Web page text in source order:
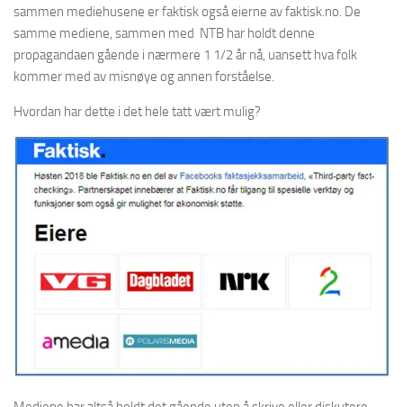
sammen mediehusene er faktisk også eierne av faktisk.no. De
samme mediene, sammen med NTB har holdt denne
propagandaen gående i nærmere 1 1/2 år nå, uansett hva folk
kommer med av misnøye og annen forståelse.
Hvordan har dette i det hele tatt vært mulig?